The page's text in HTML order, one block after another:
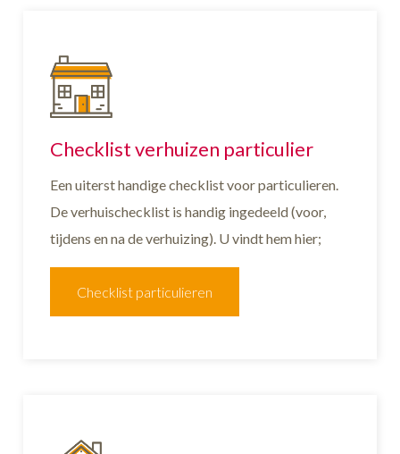
Checklist verhuizen particulier
Een uiterst handige checklist voor particulieren.
De verhuischecklist is handig ingedeeld (voor,
tijdens en na de verhuizing). U vindt hem hier;
Checklist particulieren